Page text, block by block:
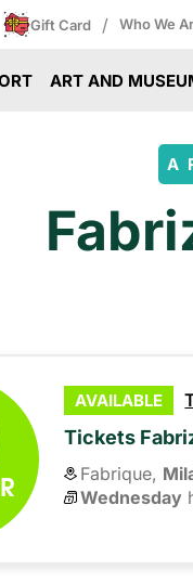
Gift Card / Who We
ART AND
AVAILABLE
Tickets
Fabrique,
Wednesday